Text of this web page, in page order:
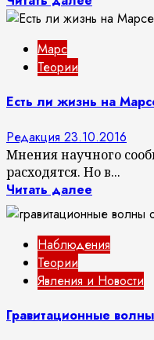
Марс
Теории
Есть ли жизнь на
Редакция 23.10.2016
Мнения научного
расходятся. Но в...
Читать далее
Наблюдения
Теории
Явления и Новости
Гравитационные